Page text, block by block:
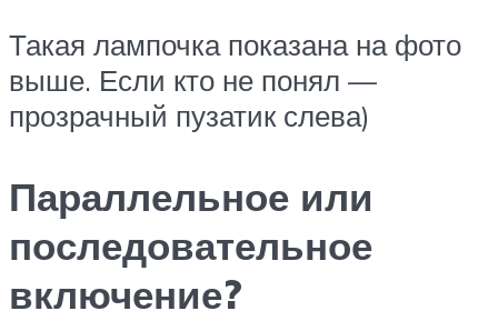
Такая лампочка показана на фото
выше. Если кто не понял —
прозрачный пузатик слева)
Параллельное или
последовательное
включение?